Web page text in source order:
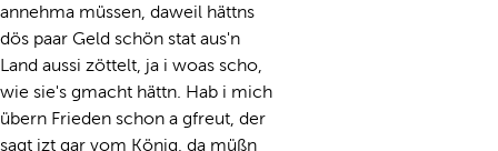
annehma müssen, daweil hättns
dös paar Geld schön stat aus'n
Land aussi zöttelt, ja i woas scho,
wie sie's gmacht hättn. Hab i mich
übern Frieden schon a gfreut, der
sagt izt gar vom König, da müßn